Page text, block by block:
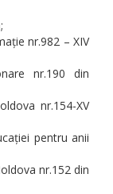
nr.982 – XIV
nr.190 din
nr.154-XV
pentru anii
nr.152 din